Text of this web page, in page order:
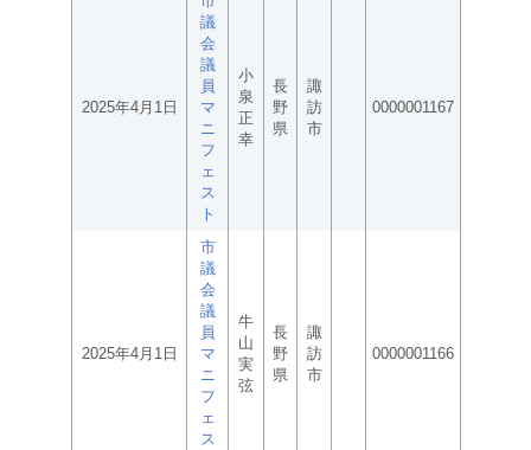
2025年4月1日
議
会
議
員
マ
ニ
フ
ェ
ス
ト
小
泉
正
幸
長
野
県
諏
訪
市
0000001167
2025年4月1日
市
議
会
議
員
マ
ニ
フ
ェ
ス
牛
山
実
弦
長
野
県
諏
訪
市
0000001166